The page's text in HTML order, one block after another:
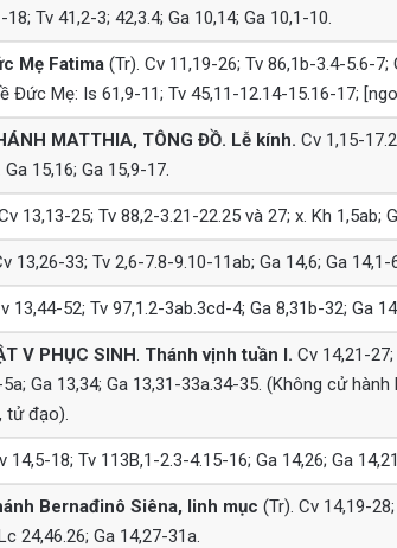
Tv 41,2-3; 42,3.4; Ga 10,14; Ga 10,1-10.
Mẹ Fatima(Tr). Cv 11,19-26; Tv 86,1b-3.4-5.6-7;
Đức Mẹ: Is 61,9-11; Tv 45,11-12.14-15.16-17;
MATTHIA, TÔNG ĐỒ. Lễ kính. Cv 1,15-
15,16; Ga 15,9-17.
13,13-25; Tv 88,2-3.21-22.25 và 27; x. Kh 1,5ab;
13,26-33; Tv 2,6-7.8-9.10-11ab; Ga 14,6; Ga 14,1-
13,44-52; Tv 97,1.2-3ab.3cd-4; Ga 8,31b-32; Ga
V PHỤC SINH Thánh vịnh tuần I. Cv 14,21-
Ga 13,34; Ga 13,31-33a.34-35. (Không cử hành
tử đạo).
14,5-18; Tv 113B,1-2.3-4.15-16; Ga 14,26; Ga
Bernađinô Siêna, linh mục (Tr). Cv 14,19-
24,46.26; Ga 14,27-31a.